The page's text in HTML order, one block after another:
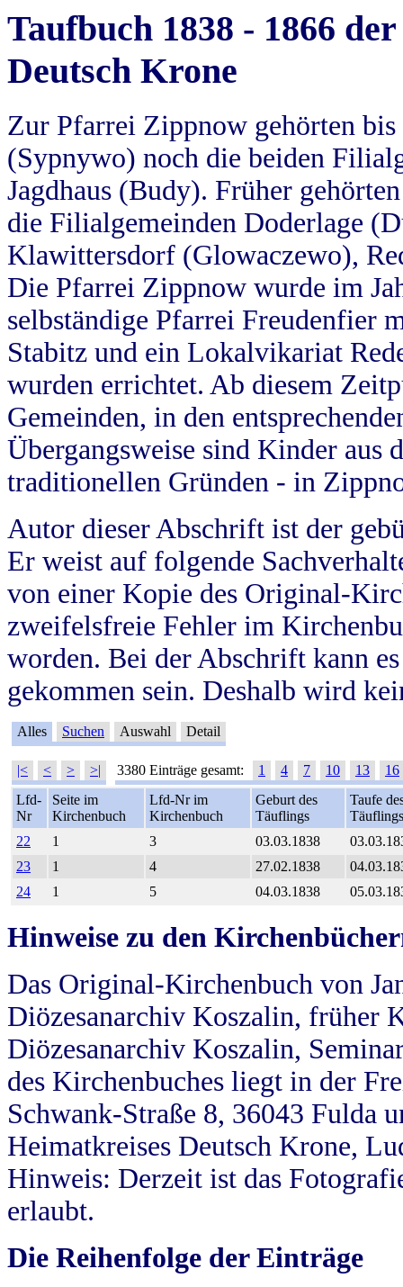
Taufbuch 1838 - 1866
Deutsch Krone
Zur Pfarrei Zippnow gehörten
(Sypnywo) noch die beiden
Jagdhaus (Budy). Früher
die Filialgemeinden Doderlage
Klawittersdorf (Glowaczewo),
Die Pfarrei Zippnow wurde im
selbständige Pfarrei Freudenfier
Stabitz und ein Lokalvikariat
wurden errichtet. Ab diesem
Gemeinden, in den
Übergangsweise sind Kinder aus
traditionellen Gründen - in
Autor dieser Abschrift ist der
Er weist auf folgende
von einer Kopie des Original-
zweifelsfreie Fehler im
worden. Bei der Abschrift kann
gekommen sein. Deshalb wird
Alles Suchen Auswahl Detail
|< < > >| 3380 Einträge gesamt: 1 4 7 10 13
16
Lfd-
Nr
Seite im
Kirchenbuch
Lfd-Nr im
Kirchenbuch
Geburt des
Täuflings
Taufe
Täuflings
22
1 3 03.03.1838
23
1 4 27.02.1838
24
1 5 04.03.1838
Hinweise zu den
Das Original-Kirchenbuch von
Diözesanarchiv Koszalin, früher
Diözesanarchiv Koszalin,
des Kirchenbuches liegt in der
Schwank-Straße 8, 36043 Fulda
Heimatkreises Deutsch Krone,
Hinweis: Derzeit ist das
erlaubt.
Die Reihenfolge der Einträge